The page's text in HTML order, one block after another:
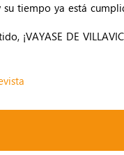
su tiempo ya está
¡VAYASE DE